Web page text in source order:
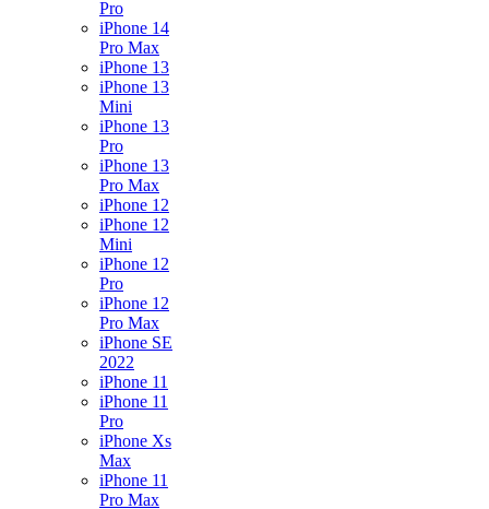
Pro
iPhone 14
Pro Max
iPhone 13
iPhone 13
Mini
iPhone 13
Pro
iPhone 13
Pro Max
iPhone 12
iPhone 12
Mini
iPhone 12
Pro
iPhone 12
Pro Max
iPhone SE
2022
iPhone 11
iPhone 11
Pro
iPhone Xs
Max
iPhone 11
Pro Max